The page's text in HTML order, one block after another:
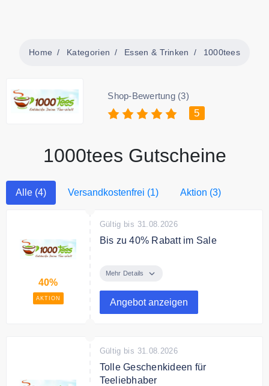
Home Kategorien Essen & Trinken 1000tees
Shop-Bewertung (3)
5
1000tees Gutscheine
Alle (4) Versandkostenfrei (1) Aktion (3)
40%
AKTION
Gültig bis 31.08.2026
Bis zu 40% Rabatt im Sale
Tees in der Sale Kategorie.
Mehr Details
Angebot anzeigen
Gültig bis 31.08.2026
Tolle Geschenkideen für
Teeliebhaber